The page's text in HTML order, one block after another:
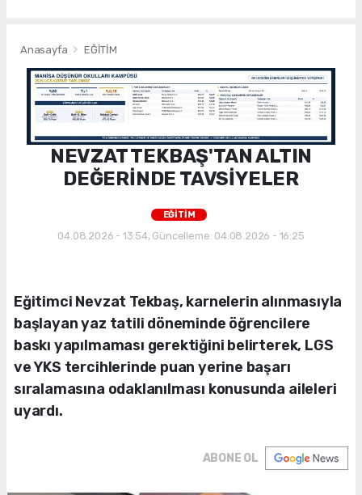
Anasayfa EĞİTİM
NEVZAT TEKBAŞ'TAN ALTIN
DEĞERİNDE TAVSİYELER
EĞİTİM
04.08.2026 - 13:54, Güncelleme: 04.08.2026 - 16:25
Eğitimci Nevzat Tekbaş, karnelerin alınmasıyla
başlayan yaz tatili döneminde öğrencilere
baskı yapılmaması gerektiğini belirterek, LGS
ve YKS tercihlerinde puan yerine başarı
sıralamasına odaklanılması konusunda aileleri
uyardı.
ABONE OL